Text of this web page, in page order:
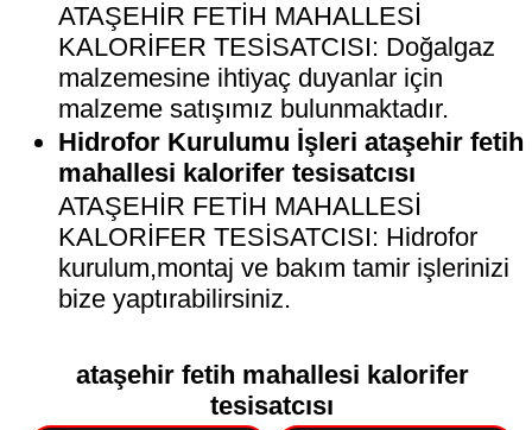
ATAŞEHİR FETİH MAHALLESİ
KALORİFER TESİSATCISI: Doğalgaz
malzemesine ihtiyaç duyanlar için
malzeme satışımız bulunmaktadır.
Hidrofor Kurulumu İşleri ataşehir fetih
mahallesi kalorifer tesisatcısı
ATAŞEHİR FETİH MAHALLESİ
KALORİFER TESİSATCISI: Hidrofor
kurulum,montaj ve bakım tamir işlerinizi
bize yaptırabilirsiniz.
ataşehir fetih mahallesi kalorifer
tesisatcısı